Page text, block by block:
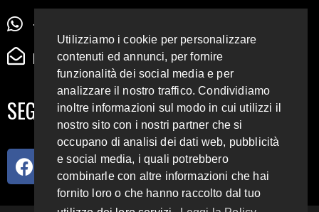
+39 345 72 72 88 5
radiodigiesse@gmail.com
SEGUICI SUI SOCIAL
Utilizziamo i cookie per personalizzare
contenuti ed annunci, per fornire
funzionalità dei social media e per
analizzare il nostro traffico. Condividiamo
inoltre informazioni sul modo in cui utilizzi il
nostro sito con i nostri partner che si
occupano di analisi dei dati web, pubblicità
e social media, i quali potrebbero
combinarle con altre informazioni che hai
fornito loro o che hanno raccolto dal tuo